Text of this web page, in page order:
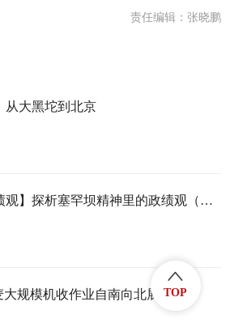
责任编辑：张晓鹏
从大黑坨到北京
【树立和践行正确政绩观】探析塞罕坝精神里的政绩观（四）：只有干出来的精彩 没有等出来的辉煌
大规模机收作业自南向北展开TOP